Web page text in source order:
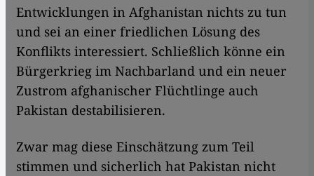
Entwicklungen in Afghanistan nichts zu tun
und sei an einer friedlichen Lösung des
Konflikts interessiert. Schließlich könne ein
Bürgerkrieg im Nachbarland und ein neuer
Zustrom afghanischer Flüchtlinge auch
Pakistan destabilisieren.
Zwar mag diese Einschätzung zum Teil
stimmen und sicherlich hat Pakistan nicht